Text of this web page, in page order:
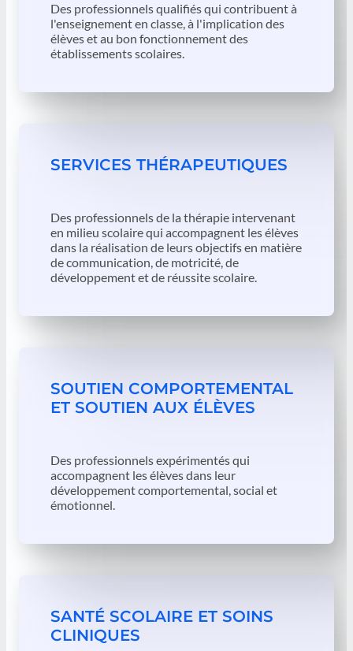
Des professionnels qualifiés qui contribuent à
l'enseignement en classe, à l'implication des
élèves et au bon fonctionnement des
établissements scolaires.
SERVICES THÉRAPEUTIQUES
Des professionnels de la thérapie intervenant
en milieu scolaire qui accompagnent les élèves
dans la réalisation de leurs objectifs en matière
de communication, de motricité, de
développement et de réussite scolaire.
SOUTIEN COMPORTEMENTAL
ET SOUTIEN AUX ÉLÈVES
Des professionnels expérimentés qui
accompagnent les élèves dans leur
développement comportemental, social et
émotionnel.
SANTÉ SCOLAIRE ET SOINS
CLINIQUES